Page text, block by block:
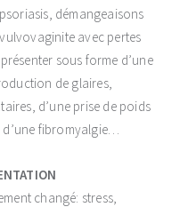
démangeaisons
avec pertes
sous forme d’une
de glaires,
d’une prise de poids
d’une fibromyalgie…
changé: stress,